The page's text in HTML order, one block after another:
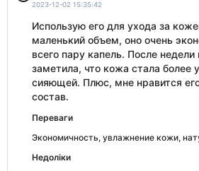
2023-12-02 15:35:42
Использую его для ухода за
маленький объем, оно очень
всего пару капель. После недели
заметила, что кожа стала более
сияющей. Плюс, мне нравится
состав.
Переваги
Экономичность, увлажнение кожи,
Недоліки